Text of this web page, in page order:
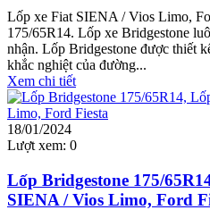
Lốp xe Fiat SIENA / Vios Limo,
175/65R14. Lốp xe Bridgestone
nhận. Lốp Bridgestone được thiết
khắc nghiệt của đường...
Xem chi tiết
18/01/2024
Lượt xem: 0
Lốp Bridgestone 175/
SIENA / Vios Limo, Ford